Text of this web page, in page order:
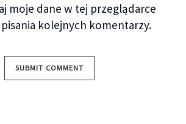
moje dane w tej przeglądarce
kolejnych komentarzy.